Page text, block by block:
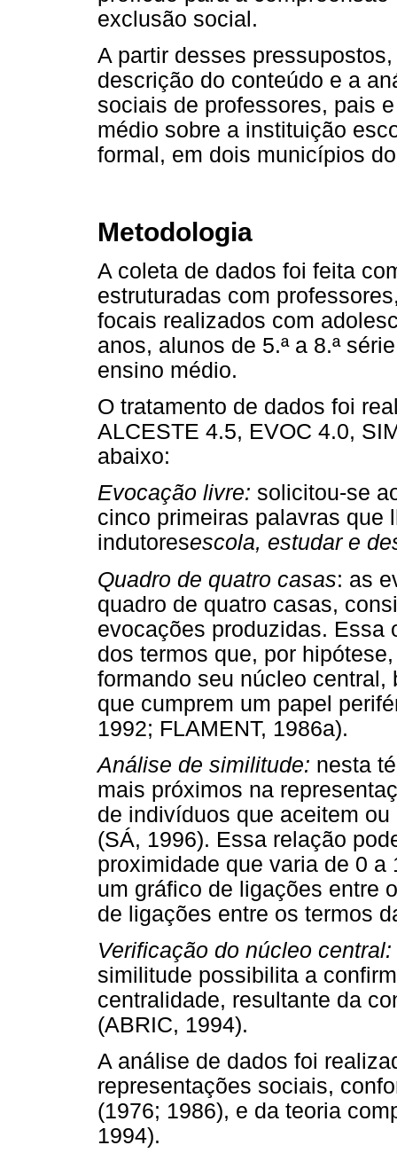
exclusão social.
A partir desses
descrição do conteúdo e a
sociais de professores, pais
médio sobre a instituição
formal, em dois municípios
Metodologia
A coleta de dados foi feita
estruturadas com
focais realizados com
anos, alunos de 5.ª a 8.ª
ensino médio.
O tratamento de dados foi
ALCESTE 4.5, EVOC 4.0,
abaixo:
Evocação livre: solicitou-se
cinco primeiras palavras que
indutoresescola, estudar e
Quadro de quatro casas: as
quadro de quatro casas,
evocações produzidas. Essa
dos termos que, por
formando seu núcleo
que cumprem um papel
1992; FLAMENT, 1986a).
Análise de similitude: nesta
mais próximos na
de indivíduos que aceitem
(SÁ, 1996). Essa relação
proximidade que varia de 0
um gráfico de ligações entre
de ligações entre os termos
Verificação do núcleo central:
similitude possibilita a
centralidade, resultante da
(ABRIC, 1994).
A análise de dados foi
representações sociais,
(1976; 1986), e da teoria
1994).